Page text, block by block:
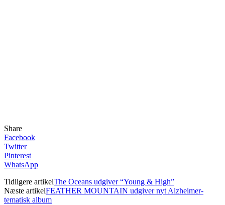
Share
Facebook
Twitter
Pinterest
WhatsApp
Tidligere artikelThe Oceans udgiver “Young & High”
Næste artikelFEATHER MOUNTAIN udgiver nyt Alzheimer-
tematisk album